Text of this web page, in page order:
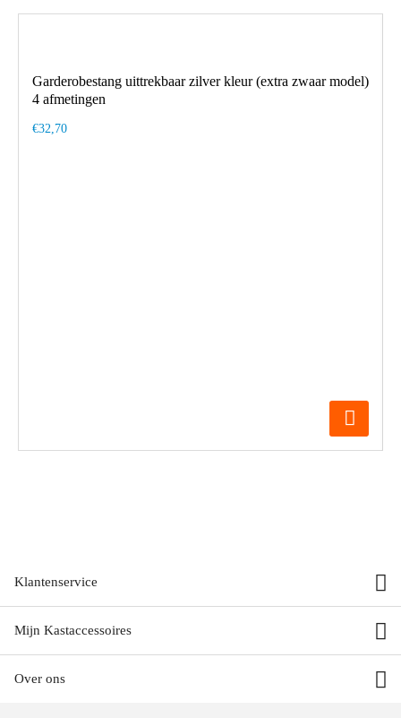
Garderobestang uittrekbaar zilver kleur (extra zwaar model)
4 afmetingen
€32,70
Klantenservice
Mijn Kastaccessoires
Over ons